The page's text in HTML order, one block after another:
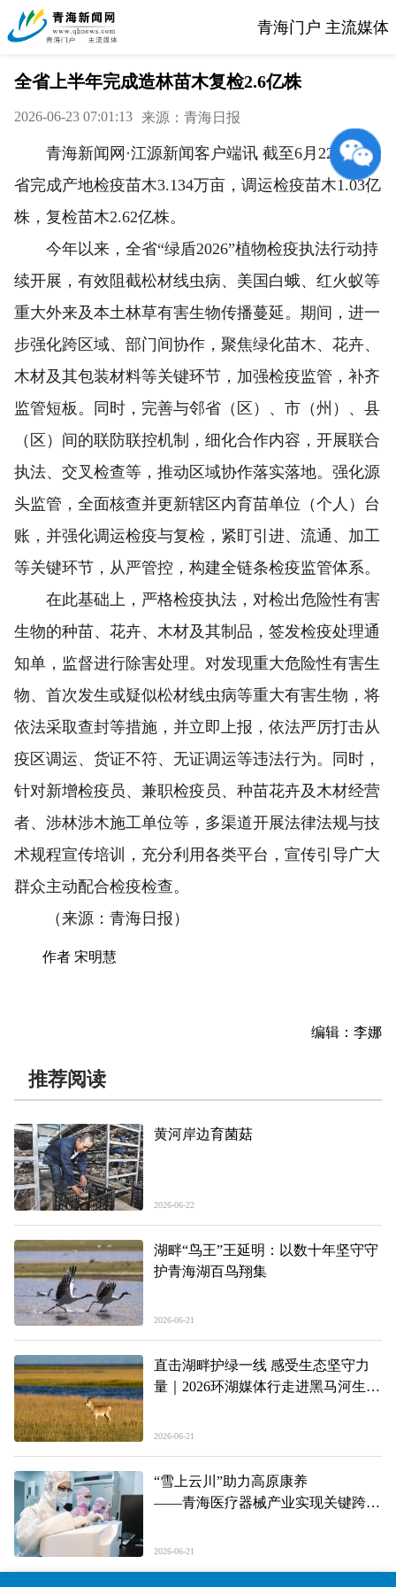
青海门户 主流媒体
全省上半年完成造林苗木复检2.6亿株
2026-06-23 07:01:13 来源：青海日报
青海新闻网·江源新闻客户端讯 截至6月22日，全
省完成产地检疫苗木3.134万亩，调运检疫苗木1.03亿
株，复检苗木2.62亿株。
今年以来，全省“绿盾2026”植物检疫执法行动持
续开展，有效阻截松材线虫病、美国白蛾、红火蚁等
重大外来及本土林草有害生物传播蔓延。期间，进一
步强化跨区域、部门间协作，聚焦绿化苗木、花卉、
木材及其包装材料等关键环节，加强检疫监管，补齐
监管短板。同时，完善与邻省（区）、市（州）、县
（区）间的联防联控机制，细化合作内容，开展联合
执法、交叉检查等，推动区域协作落实落地。强化源
头监管，全面核查并更新辖区内育苗单位（个人）台
账，并强化调运检疫与复检，紧盯引进、流通、加工
等关键环节，从严管控，构建全链条检疫监管体系。
在此基础上，严格检疫执法，对检出危险性有害
生物的种苗、花卉、木材及其制品，签发检疫处理通
知单，监督进行除害处理。对发现重大危险性有害生
物、首次发生或疑似松材线虫病等重大有害生物，将
依法采取查封等措施，并立即上报，依法严厉打击从
疫区调运、货证不符、无证调运等违法行为。同时，
针对新增检疫员、兼职检疫员、种苗花卉及木材经营
者、涉林涉木施工单位等，多渠道开展法律法规与技
术规程宣传培训，充分利用各类平台，宣传引导广大
群众主动配合检疫检查。
（来源：青海日报）
作者 宋明慧
编辑：李娜
推荐阅读
黄河岸边育菌菇
2026-06-22
湖畔“鸟王”王延明：以数十年坚守守
护青海湖百鸟翔集
2026-06-21
直击湖畔护绿一线 感受生态坚守力
量｜2026环湖媒体行走进黑马河生态
2026-06-21
“雪上云川”助力高原康养
——青海医疗器械产业实现关键跨越
2026-06-21